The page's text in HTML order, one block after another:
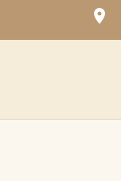
location_on